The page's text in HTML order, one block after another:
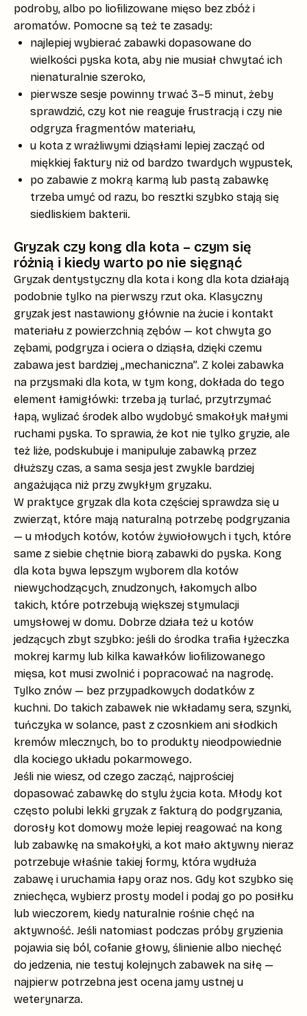
podroby, albo po liofilizowane mięso bez zbóż i
aromatów. Pomocne są też te zasady:
najlepiej wybierać zabawki dopasowane do
wielkości pyska kota, aby nie musiał chwytać ich
nienaturalnie szeroko,
pierwsze sesje powinny trwać 3–5 minut, żeby
sprawdzić, czy kot nie reaguje frustracją i czy nie
odgryza fragmentów materiału,
u kota z wrażliwymi dziąsłami lepiej zacząć od
miękkiej faktury niż od bardzo twardych wypustek,
po zabawie z mokrą karmą lub pastą zabawkę
trzeba umyć od razu, bo resztki szybko stają się
siedliskiem bakterii.
Gryzak czy kong dla kota – czym się
różnią i kiedy warto po nie sięgnąć
Gryzak dentystyczny dla kota i kong dla kota działają
podobnie tylko na pierwszy rzut oka. Klasyczny
gryzak jest nastawiony głównie na żucie i kontakt
materiału z powierzchnią zębów — kot chwyta go
zębami, podgryza i ociera o dziąsła, dzięki czemu
zabawa jest bardziej „mechaniczna”. Z kolei zabawka
na przysmaki dla kota, w tym kong, dokłada do tego
element łamigłówki: trzeba ją turlać, przytrzymać
łapą, wylizać środek albo wydobyć smakołyk małymi
ruchami pyska. To sprawia, że kot nie tylko gryzie, ale
też liże, podskubuje i manipuluje zabawką przez
dłuższy czas, a sama sesja jest zwykle bardziej
angażująca niż przy zwykłym gryzaku.
W praktyce gryzak dla kota częściej sprawdza się u
zwierząt, które mają naturalną potrzebę podgryzania
— u młodych kotów, kotów żywiołowych i tych, które
same z siebie chętnie biorą zabawki do pyska. Kong
dla kota bywa lepszym wyborem dla kotów
niewychodzących, znudzonych, łakomych albo
takich, które potrzebują większej stymulacji
umysłowej w domu. Dobrze działa też u kotów
jedzących zbyt szybko: jeśli do środka trafia łyżeczka
mokrej karmy lub kilka kawałków liofilizowanego
mięsa, kot musi zwolnić i popracować na nagrodę.
Tylko znów — bez przypadkowych dodatków z
kuchni. Do takich zabawek nie wkładamy sera, szynki,
tuńczyka w solance, past z czosnkiem ani słodkich
kremów mlecznych, bo to produkty nieodpowiednie
dla kociego układu pokarmowego.
Jeśli nie wiesz, od czego zacząć, najprościej
dopasować zabawkę do stylu życia kota. Młody kot
często polubi lekki gryzak z fakturą do podgryzania,
dorosły kot domowy może lepiej reagować na kong
lub zabawkę na smakołyki, a kot mało aktywny nieraz
potrzebuje właśnie takiej formy, która wydłuża
zabawę i uruchamia łapy oraz nos. Gdy kot szybko się
zniechęca, wybierz prosty model i podaj go po posiłku
lub wieczorem, kiedy naturalnie rośnie chęć na
aktywność. Jeśli natomiast podczas próby gryzienia
pojawia się ból, cofanie głowy, ślinienie albo niechęć
do jedzenia, nie testuj kolejnych zabawek na siłę —
najpierw potrzebna jest ocena jamy ustnej u
weterynarza.